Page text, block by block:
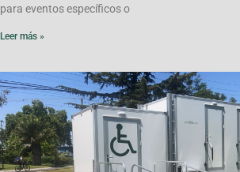
para eventos específicos o
Leer más »